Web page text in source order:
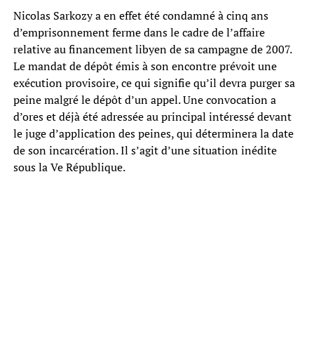
Nicolas Sarkozy a en effet été condamné à cinq ans
d’emprisonnement ferme dans le cadre de l’affaire
relative au financement libyen de sa campagne de 2007.
Le mandat de dépôt émis à son encontre prévoit une
exécution provisoire, ce qui signifie qu’il devra purger sa
peine malgré le dépôt d’un appel. Une convocation a
d’ores et déjà été adressée au principal intéressé devant
le juge d’application des peines, qui déterminera la date
de son incarcération. Il s’agit d’une situation inédite
sous la Ve République.